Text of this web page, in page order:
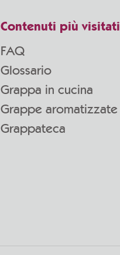
Contenuti più visitati
FAQ
Glossario
Grappa in cucina
Grappe aromatizzate
Grappateca